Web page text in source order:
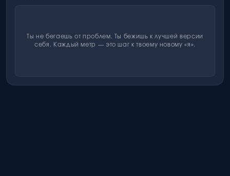
Ты не бегаешь от проблем. Ты бежишь к лучшей версии
себя. Каждый метр — это шаг к твоему новому «я».